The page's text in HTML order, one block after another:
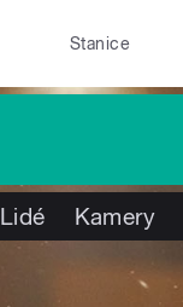
Stanice
Lidé Kamery